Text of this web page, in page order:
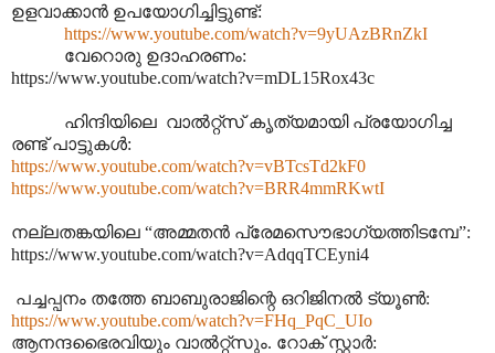
ഉളവാക്കാൻ ഉപയോഗിച്ചിട്ടുണ്ട്:
https://www.youtube.com/watch?v=9yUAzBRnZkI
വേറൊരു ഉദാഹരണം:
https://www.youtube.com/watch?v=mDL15Rox43c
ഹിന്ദിയിലെ വാൽറ്റ്സ് കൃത്യമായി പ്രയോഗിച്ച
രണ്ട് പാട്ടുകൾ:
https://www.youtube.com/watch?v=vBTcsTd2kF0
https://www.youtube.com/watch?v=BRR4mmRKwtI
നല്ലതങ്കയിലെ “അമ്മതൻ പ്രേമസൌഭാഗ്യത്തിടമ്പേ”:
https://www.youtube.com/watch?v=AdqqTCEyni4
പച്ചപ്പനം തത്തേ ബാബുരാജിന്റെ ഒറിജിനൽ ട്യൂൺ:
https://www.youtube.com/watch?v=FHq_PqC_UIo
ആനന്ദഭൈരവിയും വാൽറ്റ്സും. റോക് സ്റ്റാർ: